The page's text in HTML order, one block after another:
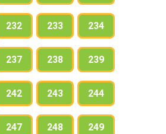
232 233 234
237 238 239
242 243 244
247 248 249